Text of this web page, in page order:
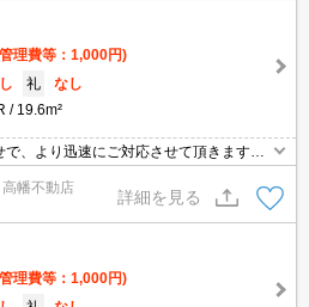
理費等：1,000円)
礼
なし
19.6m²
、より迅速にご対応させて頂きます～
まで～
幡不動店
詳細を見る
理費等：1,000円)